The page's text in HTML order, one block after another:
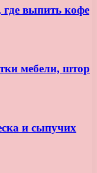
выпить кофе
мебели, штор
и сыпучих